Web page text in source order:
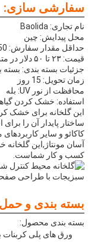
سفارشی سازی:
نام تجاری: Baolida
محل پیدایش: چین
حداقل مقدار سفارش: 50 متر مربع
قیمت: ۲۳ تا ۵۰ دلار در متر مربع
جزئیات بسته بندی: بسته
زمان تحویل: 15 روز
محافظت از نور UV: بله
استفاده: خشک کردن
این گلخانه برای خشک
ساختار پایدار آن را
آسان مونتاژ,این
کسب و کار شماست.
بسته بندی و
بسته بندی محصول:
ورق های پلی کربنات